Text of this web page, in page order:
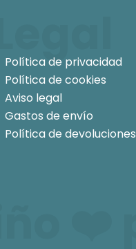
Política de privacidad
Política de cookies
Aviso legal
Gastos de envío
Política de devoluciones